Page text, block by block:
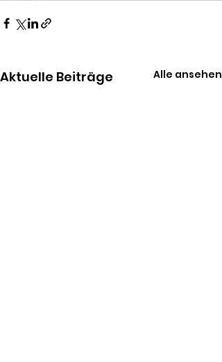
Aktuelle Beiträge Alle ansehen